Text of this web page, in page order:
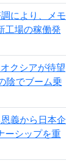
により、メモ
工場の稼働発
クシアが待望
陰でブーム乗
義から日本企
ーシップを重